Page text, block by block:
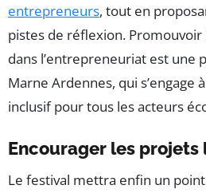
entrepreneurs, tout en
pistes de réflexion. Promouvoir
dans l’entrepreneuriat est une
Marne Ardennes, qui s’engage
inclusif pour tous les acteurs
Encourager les projets
Le festival mettra enfin un